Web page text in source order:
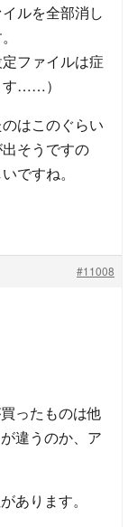
ルを全部消し
ファイルは症
す……）
はこのぐらい
そうですの
ですね。
#11008
ったものは他
違うのか、ア
あります。